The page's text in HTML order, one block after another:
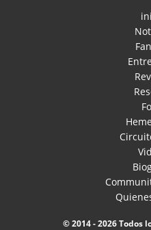
© 2014 - 2026 Todos